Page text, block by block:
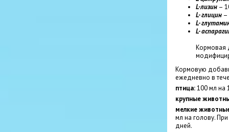
L-лизин–
L- глицин–
L-
L-
Кормовая
Кормовую
ежедневно в
птица:100 мл на
крупные
мелкие
мл на голову.
дней.